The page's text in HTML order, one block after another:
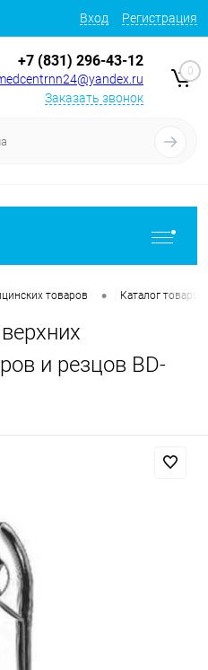
Вход Регистрация
+7 (831) 296-43-12
Заказать звонок
0
товаров • Каталог товаров
и резцов BD-